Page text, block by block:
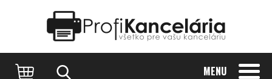
MENU
Katalóg internetových stránok Designed by Rawpixel.com